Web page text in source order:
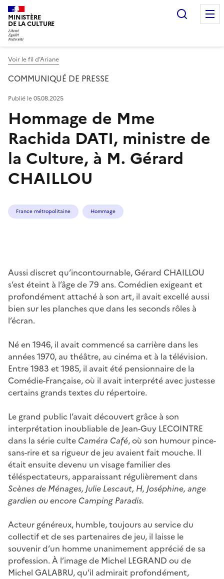
MINISTÈRE
DE LA CULTURE
Voir le fil d’Ariane
COMMUNIQUÉ DE PRESSE
Hommage de Mme
Rachida DATI, ministre de
la Culture, à M. Gérard
CHAILLOU
Publié le 05.08.2025
France métropolitaine Hommage
Aussi discret qu’incontournable, Gérard CHAILLOU
s’est éteint à l’âge de 79 ans. Comédien exigeant et
profondément attaché à son art, il avait excellé aussi
bien sur les planches que dans les seconds rôles à
l’écran.
Né en 1946, il avait commencé sa carrière dans les
années 1970, au théâtre, au cinéma et à la télévision.
Entre 1983 et 1985, il avait été pensionnaire de la
Comédie-Française, où il avait interprété avec justesse
certains grands textes du répertoire.
Le grand public l’avait découvert grâce à son
interprétation inoubliable de Jean-Guy LECOINTRE
dans la série culte Caméra Café, où son humour pince-
sans-rire et sa rigueur de jeu avaient fait mouche. Il
était ensuite devenu un visage familier des
téléspectateurs, apparaissant régulièrement dans
Scènes de Ménages, Julie Lescaut, H, Joséphine, ange
gardien ou encore Camping Paradis.
Acteur généreux, humble, toujours au service du
collectif et de ses partenaires de jeu, il laisse le
souvenir d’un homme unanimement apprécié de sa
profession. À l’image de Michel LEGRAND ou de
Michel GALABRU, qu’il admirait profondément,